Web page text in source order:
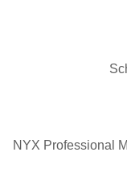
NYX Professional